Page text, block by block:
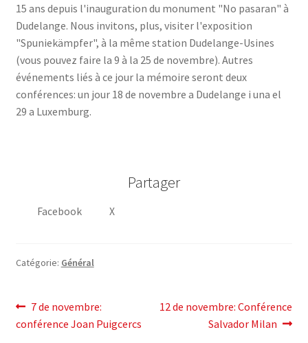
15 ans depuis l'inauguration du monument "No pasaran" à
Dudelange. Nous invitons, plus, visiter l'exposition
"Spuniekämpfer", à la même station Dudelange-Usines
(vous pouvez faire la 9 à la 25 de novembre). Autres
événements liés à ce jour la mémoire seront deux
conférences: un jour 18 de novembre a Dudelange i una el
29 a Luxemburg.
Partager
Facebook X
Catégorie: Général
post
navigation
Post
précédent:
7 de novembre:
conférence Joan Puigcercs
Article
12 de novembre: Conférence
Salvador Milan